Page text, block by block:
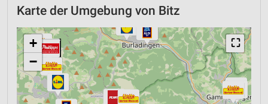
Karte der Umgebung von Bitz
⛶
+
−